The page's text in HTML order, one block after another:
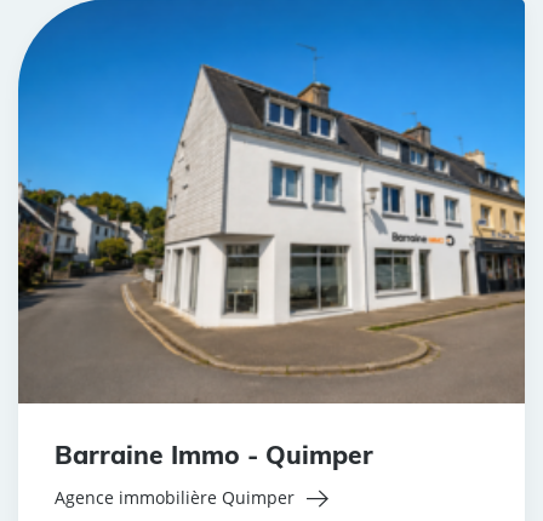
Barraine Immo - Quimper
Agence immobilière Quimper